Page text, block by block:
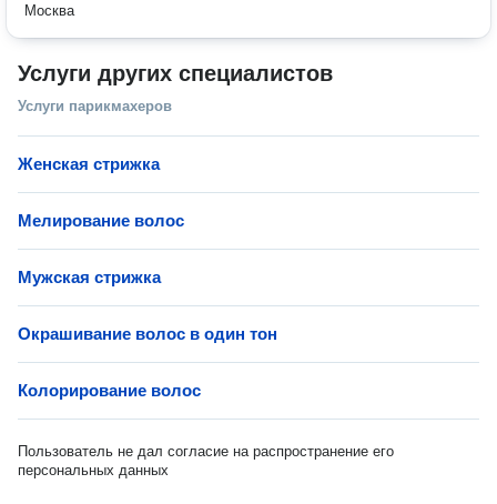
Москва
Услуги других специалистов
Услуги парикмахеров
Женская стрижка
Мелирование волос
Мужская стрижка
Окрашивание волос в один тон
Колорирование волос
Пользователь не дал согласие на распространение его
персональных данных